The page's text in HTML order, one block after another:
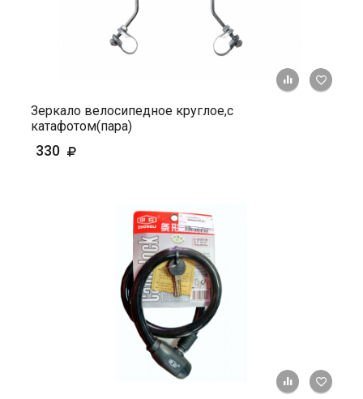
+ К
Зеркало велосипедное круглое,с
катафотом(пара)
330
+ К